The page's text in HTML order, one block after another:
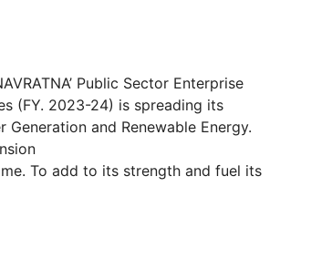
Public Sector Enterprise
(FY. 2023-24) is spreading its
and Renewable Energy.
To add to its strength and fuel its